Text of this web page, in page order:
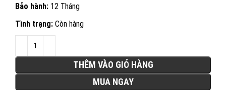
Bảo hành: 12 Tháng
Tình trạng: Còn hàng
THÊM VÀO GIỎ HÀNG
MUA NGAY